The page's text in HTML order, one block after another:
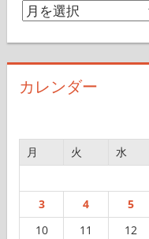
ア
イ
カレンダー
月 火 水
3
4 5
10
11 12